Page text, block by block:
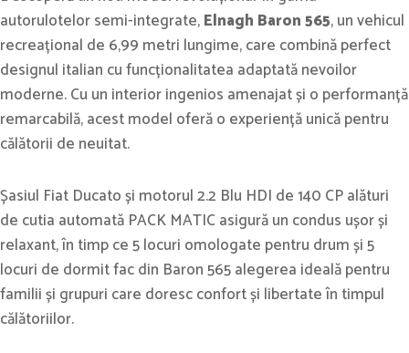
autorulotelor semi-integrate,Elnagh Baron 565, un vehicul
recreațional de 6,99 metri lungime, care combină perfect
designul italian cu funcționalitatea adaptată nevoilor
moderne. Cu un interior ingenios amenajat și o performanță
remarcabilă, acest model oferă o experiență unică pentru
călătorii de neuitat.
Șasiul Fiat Ducato și motorul 2.2 Blu HDI de 140 CP alături
de cutia automată PACK MATIC asigură un condus ușor și
relaxant, în timp ce 5 locuri omologate pentru drum și 5
locuri de dormit fac din Baron 565 alegerea ideală pentru
familii și grupuri care doresc confort și libertate în timpul
călătoriilor.